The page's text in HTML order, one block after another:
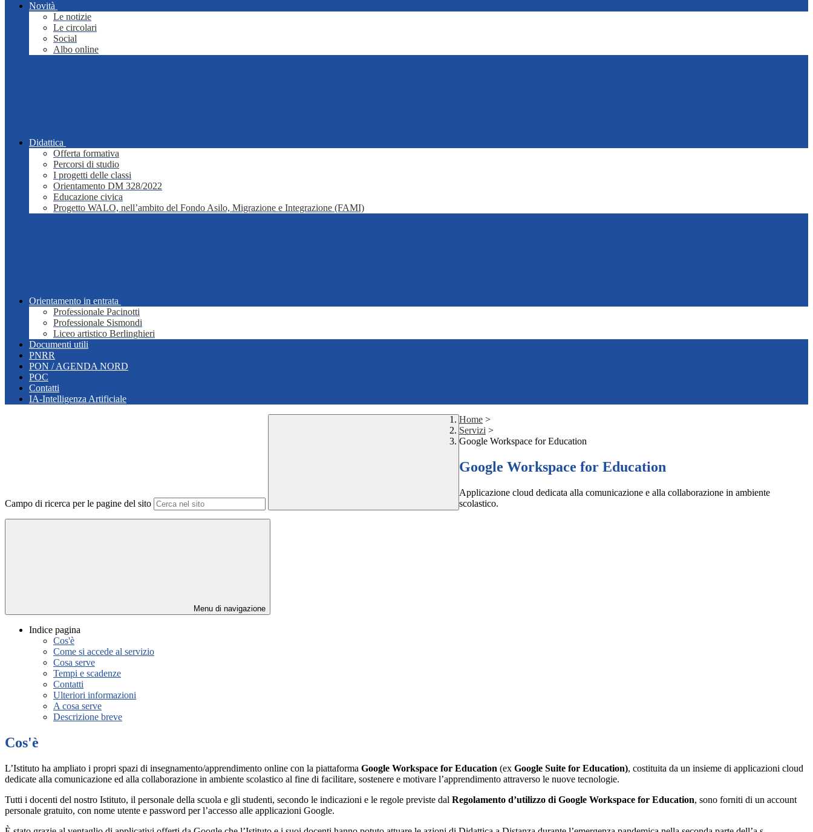
Novità
Le notizie
Le circolari
Social
Albo online
Didattica
Offerta formativa
Percorsi di studio
I progetti delle classi
Orientamento DM 328/2022
Educazione civica
Progetto WALO, nell’ambito del Fondo Asilo, Migrazione e Integrazione (FAMI)
Orientamento in entrata
Professionale Pacinotti
Professionale Sismondi
Liceo artistico Berlinghieri
Documenti utili
PNRR
PON / AGENDA NORD
POC
Contatti
IA-Intelligenza Artificiale
Campo di ricerca per le pagine del sito
Home >
Servizi >
Google Workspace for Education
Google Workspace for Education
Applicazione cloud dedicata alla comunicazione e alla collaborazione in ambiente
scolastico.
Menu di navigazione
Indice pagina
Cos'è
Come si accede al servizio
Cosa serve
Tempi e scadenze
Contatti
Ulteriori informazioni
A cosa serve
Descrizione breve
Cos'è
L’Istituto ha ampliato i propri spazi di insegnamento/apprendimento online con la piattaforma Google Workspace for Education (ex Google Suite for Education), costituita da un insieme di applicazioni cloud
dedicate alla comunicazione ed alla collaborazione in ambiente scolastico al fine di facilitare, sostenere e motivare l’apprendimento attraverso le nuove tecnologie.
Tutti i docenti del nostro Istituto, il personale della scuola e gli studenti, secondo le indicazioni e le regole previste dal Regolamento d’utilizzo di Google Workspace for Education, sono forniti di un account
personale gratuito, con nome utente e password per l’accesso alle applicazioni Google.